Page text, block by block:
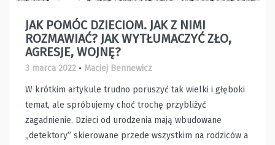
JAK POMÓC DZIECIOM. JAK Z NIMI
ROZMAWIAĆ? JAK WYTŁUMACZYĆ ZŁO,
AGRESJE, WOJNĘ?
3 marca 2022 • Maciej Bennewicz
W krótkim artykule trudno poruszyć tak wielki i głęboki
temat, ale spróbujemy choć trochę przybliżyć
zagadnienie. Dzieci od urodzenia mają wbudowane
„detektory” skierowane przede wszystkim na rodziców a